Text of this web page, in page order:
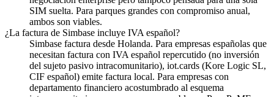
SIM suelta. Para parques grandes con compromiso anual,
ambos son viables.
¿La factura de Simbase incluye IVA español?
Simbase factura desde Holanda. Para empresas españolas que
necesitan factura con IVA español repercutido (no inversión
del sujeto pasivo intracomunitario), iot.cards (Kore Logic SL,
CIF español) emite factura local. Para empresas con
departamento financiero acostumbrado al esquema